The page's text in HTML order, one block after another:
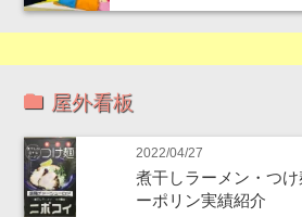
屋外看板
2022/04/27
煮干しラーメン・つ
ーポリン実績紹介